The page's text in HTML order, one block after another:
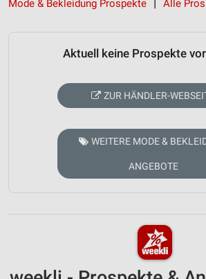
Mode & Bekleidung Prospekte
Alle
Aktuell keine Prospekte
ZUR HÄNDLER-
WEITERE MODE &
ANGEBOTE